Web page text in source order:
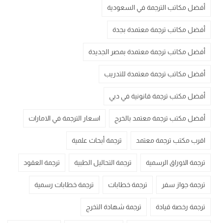
أفضل مكاتب الترجمة في السعودية
أفضل مكاتب ترجمة معتمدة بجدة
أفضل مكاتب ترجمة معتمدة بمصر الجديدة
أفضل مكاتب ترجمة معتمدة للتدريب
أفضل مكتب ترجمة قانونية في دبي
أفضل مكتب ترجمة معتمد بالخرج اسعار الترجمة في الامارات
اقرب مكتب ترجمة معتمد ترجمة أبحاث علمية
ترجمة الاوراق الرسمية ترجمة التحاليل الطبية ترجمة العقود
ترجمة جواز سفر ترجمة خطابات ترجمة خطابات رسمية
ترجمة رخصة قيادة ترجمة شهادة التخرج